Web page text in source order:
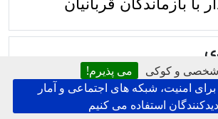
شخصی و کوکی
می پذیرم!
امنیت، شبکه های اجتماعی و آمار
استفاده می کنیم
مذهبی و جنسیتی|تروريزم، کوچی
القاعده و داعش|دو قرن جنایت در